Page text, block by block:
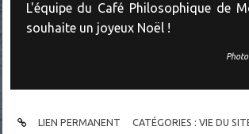
L'équipe du Café Philosophique de
souhaite un joyeux Noël !
LIEN PERMANENT CATÉGORIES :VIE DU